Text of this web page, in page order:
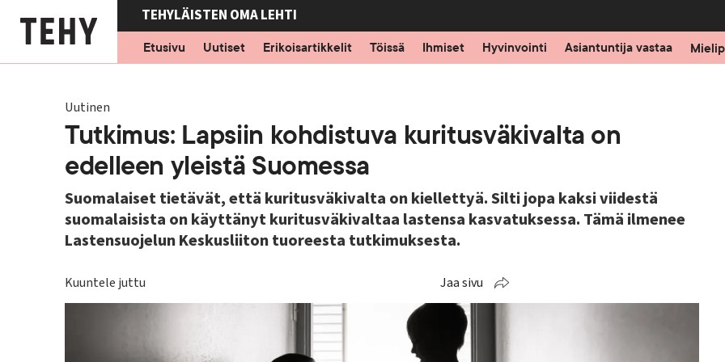
pääsisältöön
TEHYLÄISTEN OMA LEHTI
Etusivu
Uutiset Erikoisartikkelit Töissä Ihmiset Hyvinvointi Asiantuntija vastaa
Uutinen
Tutkimus: Lapsiin kohdistuva kuritusväkivalta on
edelleen yleistä Suomessa
Suomalaiset tietävät, että kuritusväkivalta on kiellettyä. Silti jopa kaksi viidestä
suomalaisista on käyttänyt kuritusväkivaltaa lastensa kasvatuksessa. Tämä ilmenee
Lastensuojelun Keskusliiton tuoreesta tutkimuksesta.
Kuuntele juttu Jaa sivu